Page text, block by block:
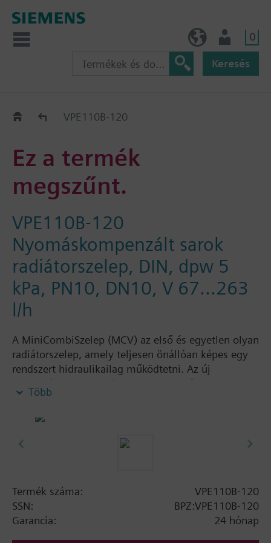
0
Keresés
Régi-Új Kiváltási segédlet
VPE110B-120
Ez a termék
megszűnt.
VPE110B-120
Nyomáskompenzált sarok
radiátorszelep, DIN, dpw 5
kPa, PN10, DN10, V 67...263
l/h
A MiniCombiSzelep (MCV) az első és egyetlen olyan
radiátorszelep, amely teljesen önállóan képes egy
rendszert hidraulikailag működtetni. Az új
technológiai megoldásnak köszönhetően, 2
funkciót képes egyszerre ellátni. A
tökéletes hidraulikai szabályozást biztosít.
optimális kialakítású fűtési rendszer kialakítását
teszi lehetővé, és megoldja a rendszeren belüli
nyomásingadozások problémáját. További
Több
Termék száma:
VPE110B-120
SSN:
BPZ:VPE110B-120
Garancia:
24 hónap